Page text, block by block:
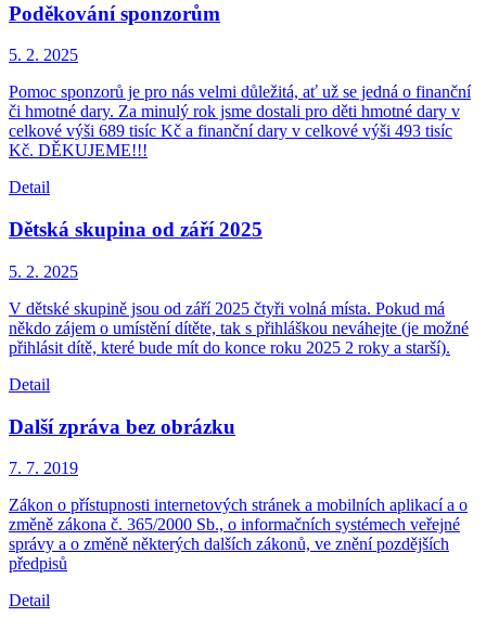
Poděkování sponzorům
5. 2. 2025
Pomoc sponzorů je pro nás velmi důležitá, ať už se jedná o finanční
či hmotné dary. Za minulý rok jsme dostali pro děti hmotné dary v
celkové výši 689 tisíc Kč a finanční dary v celkové výši 493 tisíc
Kč. DĚKUJEME!!!
Detail
Dětská skupina od září 2025
5. 2. 2025
V dětské skupině jsou od září 2025 čtyři volná místa. Pokud má
někdo zájem o umístění dítěte, tak s přihláškou neváhejte (je možné
přihlásit dítě, které bude mít do konce roku 2025 2 roky a starší).
Detail
Další zpráva bez obrázku
7. 7. 2019
Zákon o přístupnosti internetových stránek a mobilních aplikací a o
změně zákona č. 365/2000 Sb., o informačních systémech veřejné
správy a o změně některých dalších zákonů, ve znění pozdějších
předpisů
Detail